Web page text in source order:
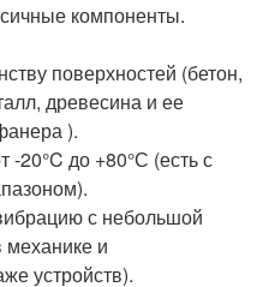
компоненты.
поверхностей (бетон,
древесина и ее
).
20°C до +80°С (есть с
с небольшой
механике и
устройств).